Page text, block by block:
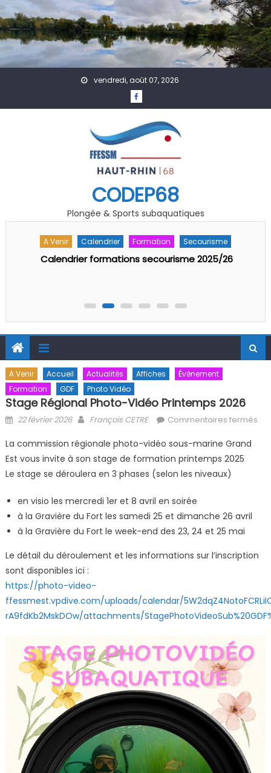
Skip to content
vendredi, août 07, 2026
CODEP68
Plongée & Sports subaquatiques
A Venir Calendrier Formation Secourisme
Calendrier formations secourisme 2025/26
A Venir Accueil Actualités Affiches
Évènement
Formation
GDF Photo Vidéo
Stage Régional Photo-Vidéo Printemps 2026
Posted on
22 février 2026 Author
François CETRE Commentaires fermés
La commission régionale photo-vidéo sous-marine Grand
Est vous invite à son stage de formation printemps 2025
Le stage se déroulera en 3 phases (selon les niveaux)
en visio les mercredi 1er et 8 avril en soirée
à la Gravière du Fort les samedi 25 et dimanche 26 avril
à la Gravière du Fort le week-end des 23, 24 et 25 mai
Le détail du déroulement et les informations sur l’inscription
sont disponibles ici :
https://photo-video-
ffessmest.vpdive.com/uploads/calendar/
rA9fdKb2MskDOw/attachments/